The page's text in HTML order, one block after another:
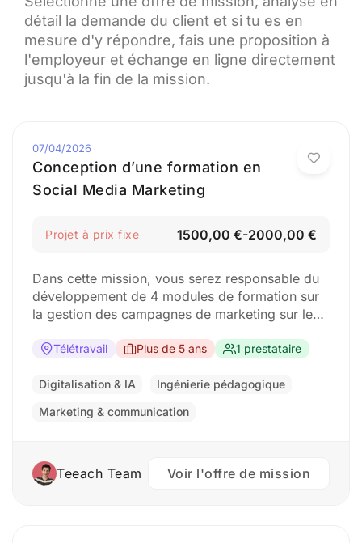
détail la demande du client et si tu es en
mesure d'y répondre, fais une proposition à
l'employeur et échange en ligne directement
jusqu'à la fin de la mission.
07/04/2026
Conception d’une formation en
Social Media Marketing
Projet à prix fixe 1500,00 €-2000,00 €
Dans cette mission, vous serez responsable du
développement de 4 modules de formation sur
la gestion des campagnes de marketing sur les
employeur, ses produits et ses services. Le
compréhension des plateformes de médias
Télétravail Plus de 5 ans 1 prestataire
Digitalisation & IA
Ingénierie pédagogique
Marketing & communication
Teeach Team Voir l'offre de mission